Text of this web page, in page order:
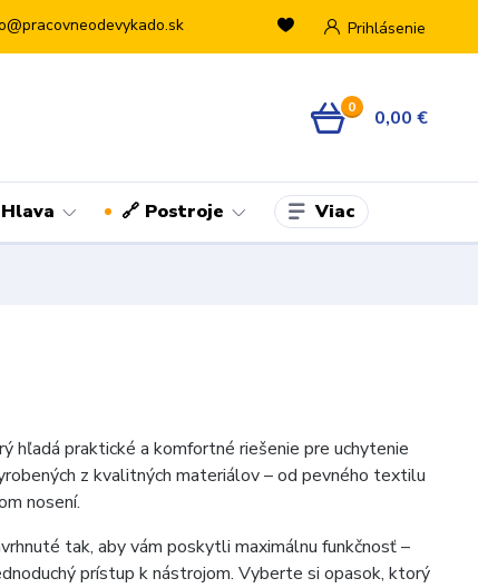
Prihlásenie
0 0,00 €
Hlava 🔗 Postroje Viac
hľadá praktické a komfortné riešenie pre uchytenie
z kvalitných materiálov – od pevného textilu
nosení.
tak, aby vám poskytli maximálnu funkčnosť –
prístup k nástrojom. Vyberte si opasok, ktorý